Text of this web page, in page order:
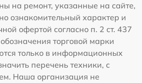
на ремонт, указанные на сайте,
ознакомительный характер и
офертой согласно п. 2 ст. 437
торговой марки
только в информационных
перечень техники, с
Наша организация не